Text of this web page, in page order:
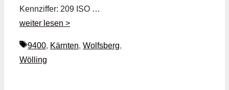
Kennziffer: 209 ISO …
weiter lesen >
Schlagwörter
9400, Kärnten, Wolfsberg,
Wölling